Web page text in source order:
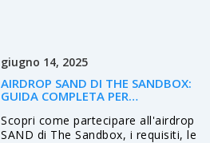
come prevenire vulnerabilità nel
2026.
giugno 14, 2025
AIRDROP SAND DI THE SANDBOX:
GUIDA COMPLETA PER
Scopri come partecipare all'airdrop
SAND di The Sandbox, i requisiti, le